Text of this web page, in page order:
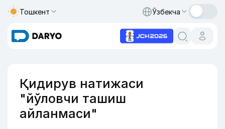
Тошкент Ўзбекча
Қидирув натижаси
"йўловчи ташиш
айланмаси"